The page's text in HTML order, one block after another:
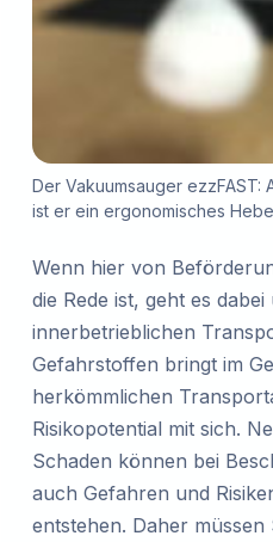
Der Vakuumsauger ezzFAST:
ist er ein ergonomisches
Wenn hier von
die Rede ist, geht es dabei
innerbetrieblichen
Gefahrstoffen bringt im
herkömmlichen
Risikopotential mit sich.
Schaden können bei
auch Gefahren und
entstehen. Daher